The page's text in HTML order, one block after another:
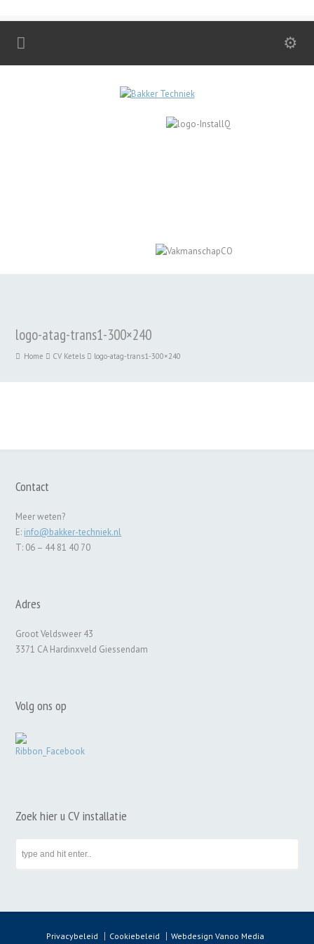
logo-atag-trans1-300×240
Home CV Ketels logo-atag-trans1-300×240
Contact
Meer weten?
E: info@bakker-techniek.nl
T: 06 – 44 81 40 70
Adres
Groot Veldsweer 43
3371 CA Hardinxveld Giessendam
Volg ons op
Zoek hier u CV installatie
Privacybeleid Cookiebeleid Webdesign Vanoo Media